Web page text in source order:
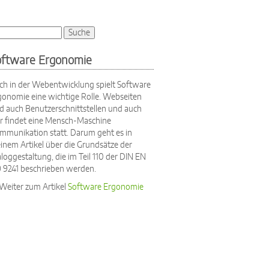
Ergonomie
in der Webentwicklung spielt Software
eine wichtige Rolle. Webseiten
auch Benutzerschnittstellen und auch
findet eine Mensch-Maschine
statt. Darum geht es in
Artikel über die Grundsätze der
die im Teil 110 der DIN EN
9241 beschrieben werden.
zum Artikel Software Ergonomie